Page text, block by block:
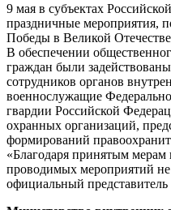
9 мая в субъектах
праздничные мероприятия,
Победы в Великой
В обеспечении
граждан были
сотрудников органов
военнослужащие
гвардии Российской
охранных организаций,
формирований
«Благодаря принятым
проводимых мероприятий
официальный